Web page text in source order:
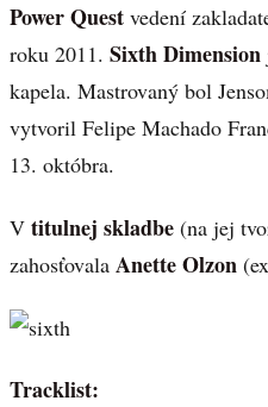
Power Quest vedení
roku 2011. Sixth Dimension
kapela. Mastrovaný bol
vytvoril Felipe Machado
13. októbra.
V titulnej skladbe (na jej
zahosťovala Anette Olzon
Tracklist: